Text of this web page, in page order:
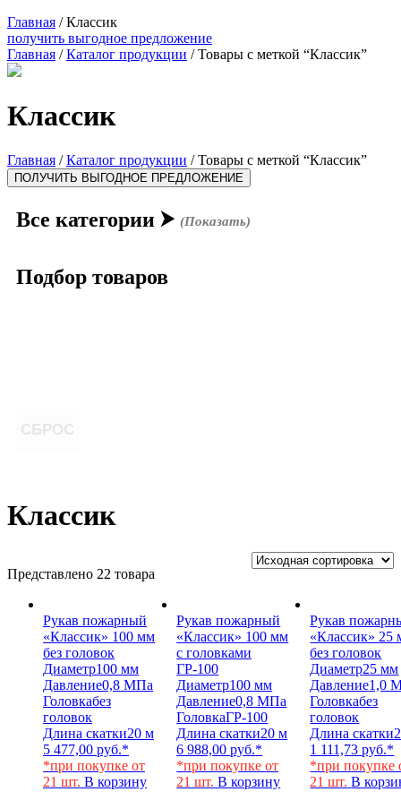
Главная /Классик
получить выгодное предложение
Главная /Каталог продукции / Товары с меткой “Классик”
Классик
Главная /Каталог продукции / Товары с меткой “Классик”
ПОЛУЧИТЬ ВЫГОДНОЕ ПРЕДЛОЖЕНИЕ
Все категории ⮞ (Показать)
Подбор товаров
Классик
Представлено 22 товара
Рукав пожарный
«Классик» 100 мм
без головок
Диаметр100 мм
Давление0,8 МПа
Головкабез
головок
Длина скатки20 м
5 477,00 руб.*
*при покупке от
21 шт. В корзину
Рукав пожарный
«Классик» 100 мм
с головками
ГР-100
Диаметр100 мм
Давление0,8 МПа
ГоловкаГР-100
Длина скатки20 м
6 988,00руб.*
*при покупке от
21 шт. В корзину
Рукав
«Классик» 25
без головок
Диаметр25 мм
Давление1,0
Головкабез
головок
Длина скатки
1 111,73руб.*
*при покупке
21 шт. В